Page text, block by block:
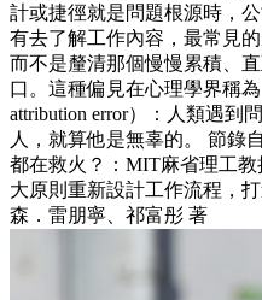
計或捷徑就是問題根源時，
有去了解工作內容，最常見
而不是釐清那個慢慢累積、
口。這種偏見在心理學界稱
attribution error）：人類遇到
人，就算他是無辜的。 節錄
都在救火？：MIT麻省理工
大原則重新設計工作流程，
森．雷朋寧、祁富彤 著